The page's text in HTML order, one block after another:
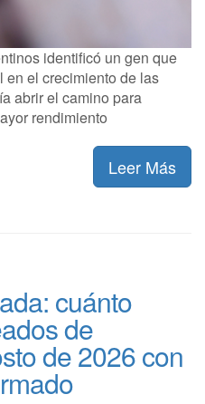
identificó un gen que
en el crecimiento de las
abrir el camino para
rendimiento
Leer Más
cuánto
de
de 2026 con